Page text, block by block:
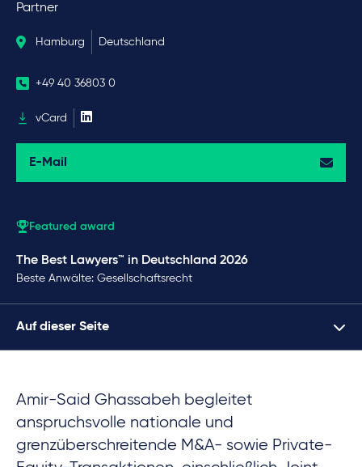
Partner
Hamburg Deutschland
+49 40 36803 0
vCard
E-Mail
Featured award
The Best Lawyers™ in Deutschland 2026
Beste Anwälte: Gesellschaftsrecht
Auf dieser Seite
Amir-Said Ghassabeh begleitet
anspruchsvolle nationale und
grenzüberschreitende M&A- sowie Private-